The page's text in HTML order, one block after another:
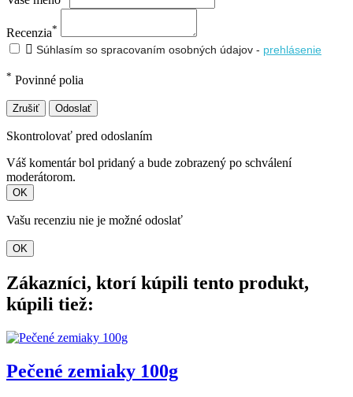
Recenzia*
 Súhlasím so spracovaním osobných údajov - prehlásenie
* Povinné polia
Zrušiť Odoslať
Skontrolovať pred odoslaním
Váš komentár bol pridaný a bude zobrazený po schválení
moderátorom.
OK
Vašu recenziu nie je možné odoslať
OK
Zákazníci, ktorí kúpili tento produkt,
kúpili tiež:
Pečené zemiaky 100g